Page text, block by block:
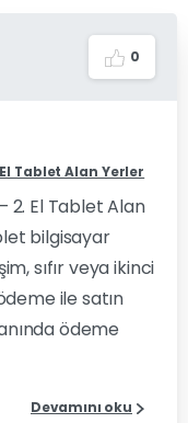
0
Tablet Alan Yerler
2. El Tablet Alan
bilgisayar
sıfır veya ikinci
ile satın
ödeme
Devamını oku